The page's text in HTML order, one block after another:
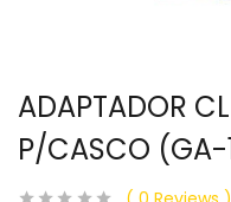
ADAPTADOR
P/CASCO (GA-